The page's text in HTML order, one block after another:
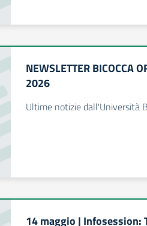
NEWSLETTER BICOCCA
2026
Ultime notizie dall'Università
14 maggio | Infosession: